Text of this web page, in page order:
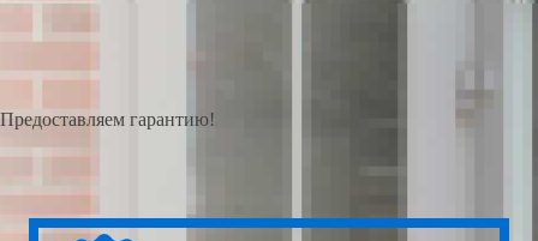
Предоставляем гарантию!